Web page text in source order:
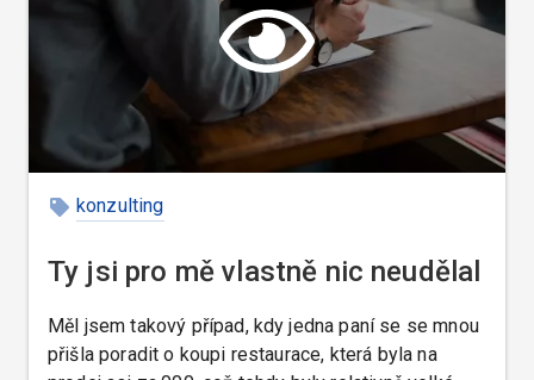
konzulting
Ty jsi pro mě vlastně nic neudělal
Měl jsem takový případ, kdy jedna paní se se mnou
přišla poradit o koupi restaurace, která byla na